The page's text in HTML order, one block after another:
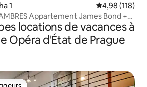
1 Évaluation
4,98 (118)
Appartement James Bond +
locations de vacances à
Opéra d'État de Prague